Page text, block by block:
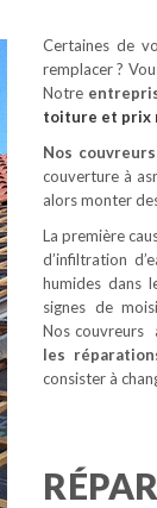
Certaines de
remplacer ?
Notre
toiture et prix
Nos couvreurs
couverture à
alors monter
La première
d’infiltration
humides dans
signes de
Nos couvreurs
les
consister à